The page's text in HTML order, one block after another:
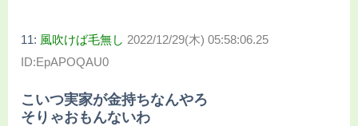
11: 風吹けば毛無し 2022/12/29(木) 05:58:06.25
ID:EpAPOQAU0
こいつ実家が金持ちなんやろ
そりゃおもんないわ